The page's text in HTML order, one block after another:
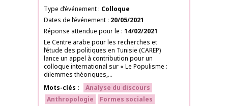
Type d’événement Colloque
Dates de l’événement 20/05/2021
Réponse attendue pour le 14/02/2021
Le Centre arabe pour les recherches et
l’étude des politiques en Tunisie (CAREP)
lance un appel à contribution pour un
colloque international sur « Le Populisme :
dilemmes théoriques,...
Mots-clés
Analyse du discours
Anthropologie
Formes sociales